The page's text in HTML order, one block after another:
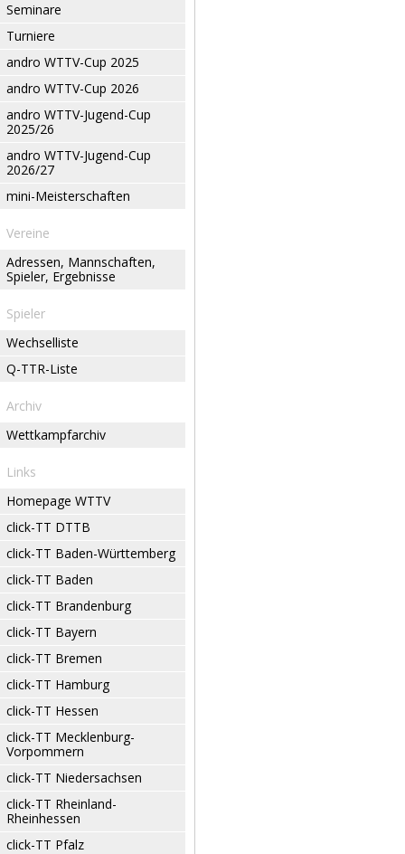
Seminare
Turniere
andro WTTV-Cup 2025
andro WTTV-Cup 2026
andro WTTV-Jugend-Cup
2025/26
andro WTTV-Jugend-Cup
2026/27
mini-Meisterschaften
Vereine
Adressen, Mannschaften,
Spieler, Ergebnisse
Spieler
Wechselliste
Q-TTR-Liste
Archiv
Wettkampfarchiv
Links
Homepage WTTV
click-TT DTTB
click-TT Baden-Württemberg
click-TT Baden
click-TT Brandenburg
click-TT Bayern
click-TT Bremen
click-TT Hamburg
click-TT Hessen
click-TT Mecklenburg-
Vorpommern
click-TT Niedersachsen
click-TT Rheinland-
Rheinhessen
click-TT Pfalz